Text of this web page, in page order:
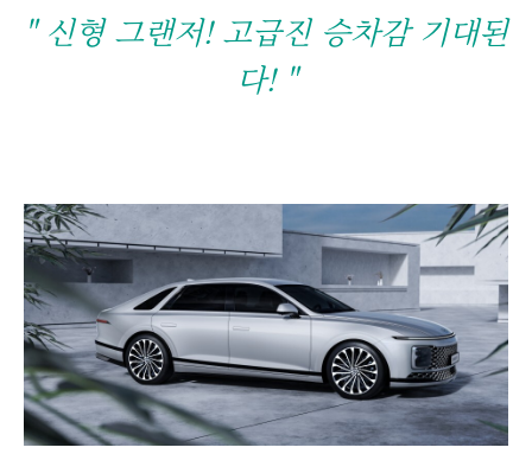
" 신형 그랜저! 고급진 승차감 기대된
다! "